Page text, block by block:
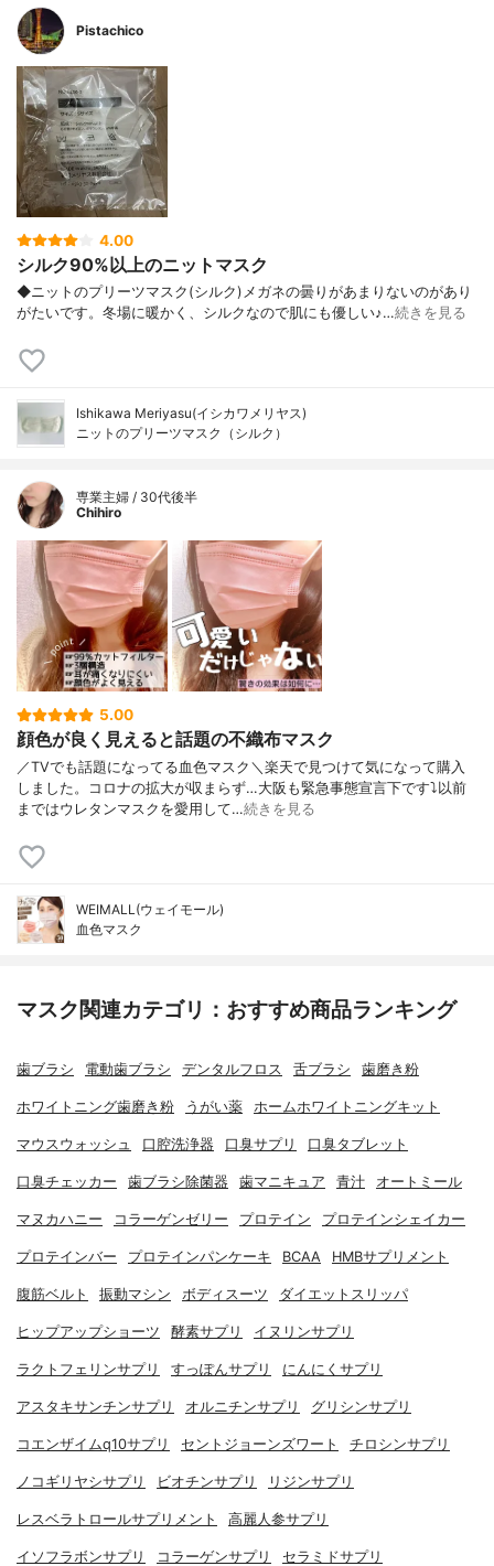
Pistachico
4.00
シルク90%以上のニットマスク
◆ニットのプリーツマスク(シルク)メガネの曇りがあまりないのがあり
がたいです。冬場に暖かく、シルクなので肌にも優しい♪…続きを見る
Ishikawa Meriyasu(イシカワメリヤス)
ニットのプリーツマスク（シルク）
専業主婦 / 30代後半
Chihiro
5.00
顔色が良く見えると話題の不織布マスク
／TVでも話題になってる血色マスク＼楽天で見つけて気になって購入
しました。コロナの拡大が収まらず…大阪も緊急事態宣言下です⤵︎以前
まではウレタンマスクを愛用して…続きを見る
WEIMALL(ウェイモール)
血色マスク
マスク関連カテゴリ：おすすめ商品ランキング
歯ブラシ 電動歯ブラシ デンタルフロス 舌ブラシ 歯磨き粉
ホワイトニング歯磨き粉 うがい薬 ホームホワイトニングキット
マウスウォッシュ 口腔洗浄器 口臭サプリ 口臭タブレット
口臭チェッカー 歯ブラシ除菌器 歯マニキュア 青汁 オートミール
マヌカハニー コラーゲンゼリー プロテイン プロテインシェイカー
プロテインバー プロテインパンケーキ BCAA HMBサプリメント
腹筋ベルト 振動マシン ボディスーツ ダイエットスリッパ
ヒップアップショーツ 酵素サプリ イヌリンサプリ
ラクトフェリンサプリ すっぽんサプリ にんにくサプリ
アスタキサンチンサプリ オルニチンサプリ グリシンサプリ
コエンザイムq10サプリ セントジョーンズワート チロシンサプリ
ノコギリヤシサプリ ビオチンサプリ リジンサプリ
レスベラトロールサプリメント 高麗人参サプリ
イソフラボンサプリ コラーゲンサプリ セラミドサプリ